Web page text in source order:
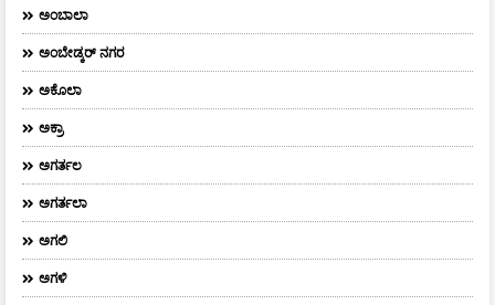
ಅಂಬಾಲಾ
ಅಂಬೇಡ್ಕರ್‌ ನಗರ
ಅಕೊಲಾ
ಅಕ್ರಾ
ಅಗರ್ತಲ
ಅಗರ್ತಲಾ
ಅಗಲಿ
ಅಗಳಿ